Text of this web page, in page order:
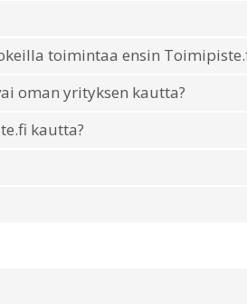
toimintaa ensin
oman yrityksen kautta?
kautta?